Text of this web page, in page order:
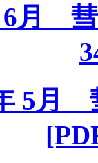
6月
年 5